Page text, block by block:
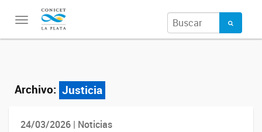
Toggle
navigation
Archivo: Justicia
24/03/2026 | Noticias